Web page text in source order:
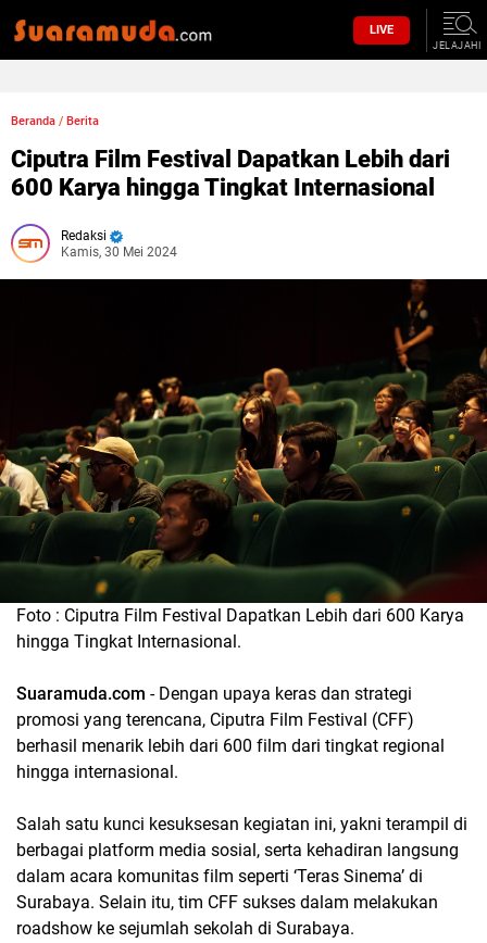
LIVE
JELAJAHI
Beranda / Berita
Ciputra Film Festival Dapatkan Lebih dari
600 Karya hingga Tingkat Internasional
Redaksi
Kamis, 30 Mei 2024
Foto : Ciputra Film Festival Dapatkan Lebih dari 600 Karya
hingga Tingkat Internasional.
Suaramuda.com - Dengan upaya keras dan strategi
promosi yang terencana, Ciputra Film Festival (CFF)
berhasil menarik lebih dari 600 film dari tingkat regional
hingga internasional.
Salah satu kunci kesuksesan kegiatan ini, yakni terampil di
berbagai platform media sosial, serta kehadiran langsung
dalam acara komunitas film seperti ‘Teras Sinema’ di
Surabaya. Selain itu, tim CFF sukses dalam melakukan
roadshow ke sejumlah sekolah di Surabaya.